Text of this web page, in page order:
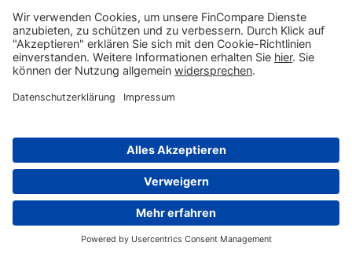
informieren. Sie sollten die Bedeutung
derRessourceneffizienz im
Produktionsprozess kennen und ihre
Möglichkeiten nutzne. Denn damit würde nicht nur
Deutschland insbesondere in wirtschaftlicher
Wirtschaftsstandort Deutschland insgesamt
stärken. Denn besonders in Deutschland
einen großen Teil der
wirtschaftlichen Stärke dar, Großunternehmen
spielen dagegen eine kleinere Rolle.